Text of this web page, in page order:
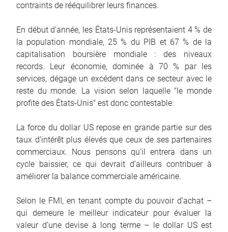
contraints de rééquilibrer leurs finances.
En début d'année, les États-Unis représentaient 4 % de
la population mondiale, 25 % du PIB et 67 % de la
capitalisation boursière mondiale : des niveaux
records. Leur économie, dominée à 70 % par les
services, dégage un excédent dans ce secteur avec le
reste du monde. La vision selon laquelle "le monde
profite des États-Unis" est donc contestable.
La force du dollar US repose en grande partie sur des
taux d’intérêt plus élevés que ceux de ses partenaires
commerciaux. Nous pensons qu’il entrera dans un
cycle baissier, ce qui devrait d’ailleurs contribuer à
améliorer la balance commerciale américaine.
Selon le FMI, en tenant compte du pouvoir d’achat –
qui demeure le meilleur indicateur pour évaluer la
valeur d’une devise à long terme – le dollar US est